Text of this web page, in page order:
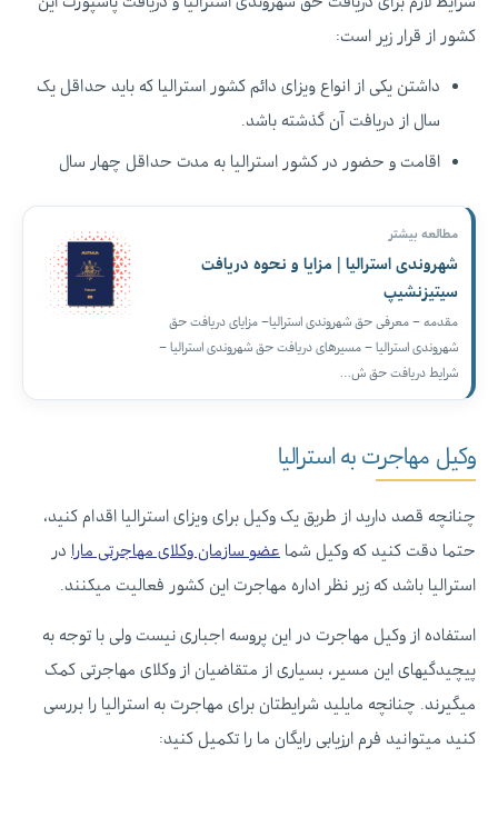
کشور از قرار زیر است:
داشتن یکی از انواع ویزای دائم کشور استرالیا که باید حداقل یک
سال از دریافت آن گذشته باشد.
اقامت و حضور در کشور استرالیا به مدت حداقل چهار سال
مطالعه بیشتر
شهروندی استرالیا | مزایا و نحوه دریافت
سیتیزنشیپ
مقدمه – معرفی حق شهروندی استرالیا– مزایای دریافت حق
شهروندی استرالیا – مسیرهای دریافت حق شهروندی استرالیا –
شرایط دریافت حق ش…
وکیل مهاجرت به استرالیا
چنانچه قصد دارید از طریق یک وکیل برای ویزای استرالیا اقدام کنید،
حتما دقت کنید که وکیل شما عضو سازمان وکلای مهاجرتی مارا در
استرالیا باشد که زیر نظر اداره مهاجرت این کشور فعالیت میکنند.
استفاده از وکیل مهاجرت در این پروسه اجباری نیست ولی با توجه به
پیچیدگیهای این مسیر، بسیاری از متقاضیان از وکلای مهاجرتی کمک
میگیرند. چنانچه مایلید شرایطتان برای مهاجرت به استرالیا را بررسی
کنید میتوانید فرم ارزیابی رایگان ما را تکمیل کنید: